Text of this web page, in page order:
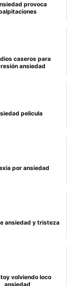
provoca
caseros para
ansiedad
pelicula
por ansiedad
ansiedad y tristeza
volviendo loco
ansiedad